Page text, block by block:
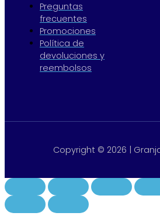
Preguntas
frecuentes
Promociones
Política de
devoluciones y
reembolsos
Copyright © 2026 |